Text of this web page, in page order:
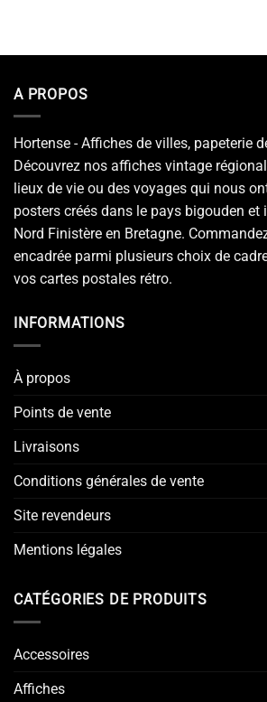
A PROPOS
Hortense - Affiches de villes, papeterie
Découvrez nos affiches vintage
lieux de vie ou des voyages qui nous
posters créés dans le pays bigouden et
Nord Finistère en Bretagne.
encadrée parmi plusieurs choix de
vos cartes postales rétro.
INFORMATIONS
À propos
Points de vente
Livraisons
Conditions générales de vente
Site revendeurs
Mentions légales
CATÉGORIES DE PRODUITS
Accessoires
Affiches